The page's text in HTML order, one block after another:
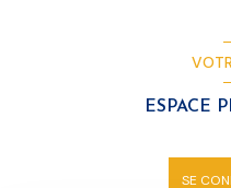
ESPACE
SE